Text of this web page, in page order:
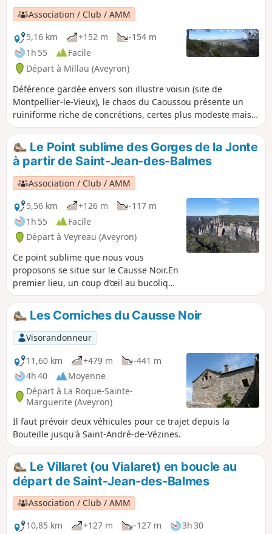
Association / Club / AMM
5,16 km
+152 m
-154 m
1h 55
Facile
Départ à Millau (Aveyron)
Déférence gardée envers son illustre voisin (site de
Montpellier-le-Vieux), le chaos du Caoussou présente un
ruiniforme riche de concrétions, certes plus modeste mais
tout aussi intéressant à découvrir. Une balade familiale au
dénivelé adapté pour les plus jeunes autant que pour les
plus âgés.
Le Point sublime des Gorges de la Jonte
à partir de Saint-Jean-des-Balmes
Association / Club / AMM
5,56 km
+126 m
-117 m
1h 55
Facile
Départ à Veyreau (Aveyron)
Ce point sublime que nous vous
proposons se situe sur le Causse Noir.En
premier lieu, un coup d’œil au bucolique
prieuré de Saint-Jean des-
Balmes.Ensuite la Bartasserie dévoilera
le charme des bâtisses
caussenardes.Pour finir, les falaises qui
bordent la pointe de Causse Méjean, les
mythiques vases de Sèvre et de Chine,
le rocher de Francbouteille, de
Capluc.Bref un panorama à couper le
souffle pour un dénivelé et une distance
raisonnable. Balade familiale.
Les Corniches du Causse Noir
Visorandonneur
11,60 km
+479 m
-441 m
4h 40
Moyenne
Départ à La Roque-Sainte-
Marguerite (Aveyron)
Il faut prévoir deux véhicules pour ce trajet depuis la
Bouteille jusqu'à Saint-André-de-Vézines.
Le Villaret (ou Vialaret) en boucle au
départ de Saint-Jean-des-Balmes
Association / Club / AMM
10,85 km
+127 m -127 m
3h 30